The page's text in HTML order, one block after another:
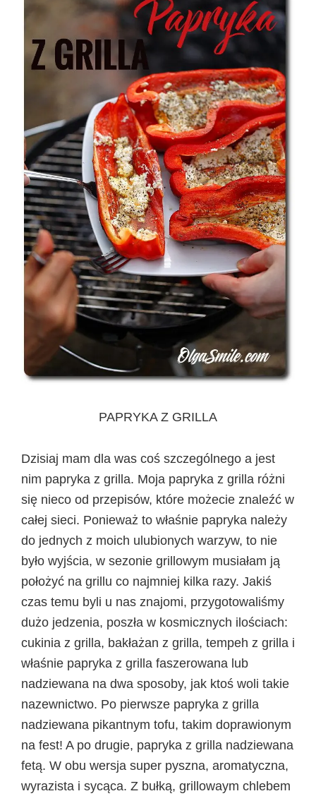
PAPRYKA Z GRILLA
Dzisiaj mam dla was coś szczególnego a jest
nim papryka z grilla. Moja papryka z grilla różni
się nieco od przepisów, które możecie znaleźć w
całej sieci. Ponieważ to właśnie papryka należy
do jednych z moich ulubionych warzyw, to nie
było wyjścia, w sezonie grillowym musiałam ją
położyć na grillu co najmniej kilka razy. Jakiś
czas temu byli u nas znajomi, przygotowaliśmy
dużo jedzenia, poszła w kosmicznych ilościach:
cukinia z grilla, bakłażan z grilla, tempeh z grilla i
właśnie papryka z grilla faszerowana lub
nadziewana na dwa sposoby, jak ktoś woli takie
nazewnictwo. Po pierwsze papryka z grilla
nadziewana pikantnym tofu, takim doprawionym
na fest! A po drugie, papryka z grilla nadziewana
fetą. W obu wersja super pyszna, aromatyczna,
wyrazista i sycąca. Z bułką, grillowaym chlebem